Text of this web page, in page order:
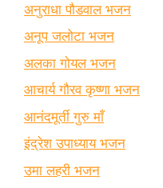
अनुराधा पौडवाल भजन
अनूप जलोटा भजन
अलका गोयल भजन
आचार्य गौरव कृष्णा भजन
आनंदमूर्ती गुरु माँ
इंद्रेश उपाध्याय भजन
उमा लहरी भजन